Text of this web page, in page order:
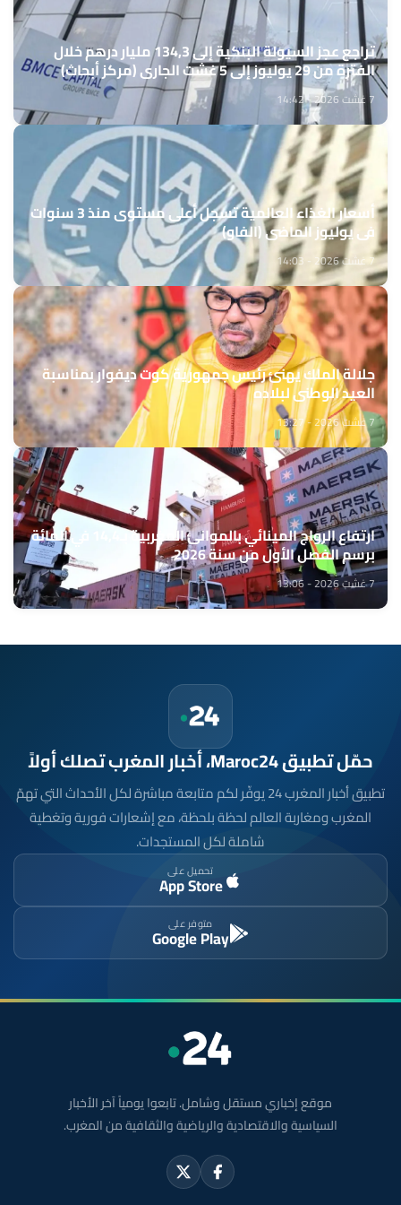
تراجع عجز السيولة البنكية إلى 134,3 مليار درهم خلال
الفترة من 29 يوليوز إلى 5 غشت الجاري (مركز أبحاث)
7 غشت 2026 - 14:42
أسعار الغذاء العالمية تسجل أعلى مستوى منذ 3 سنوات
في يوليوز الماضي (الفاو)
7 غشت 2026 - 14:03
جلالة الملك يهنئ رئيس جمهورية كوت ديفوار بمناسبة
العيد الوطني لبلاده
7 غشت 2026 - 13:27
ارتفاع الرواج المينائي بالموانئ المغربية بـ14,4 في المائة
برسم الفصل الأول من سنة 2026
7 غشت 2026 - 13:06
حمّل تطبيق Maroc24، أخبار المغرب تصلك أولاً
تطبيق أخبار المغرب 24 يوفّر لكم متابعة مباشرة لكل الأحداث التي تهمّ
المغرب ومغاربة العالم لحظة بلحظة، مع إشعارات فورية وتغطية
شاملة لكل المستجدات.
تحميل على
App Store
متوفر على
Google Play
موقع إخباري مستقل وشامل. تابعوا يومياً آخر الأخبار
السياسية والاقتصادية والرياضية والثقافية من المغرب.